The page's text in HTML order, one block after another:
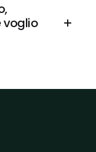
voglio